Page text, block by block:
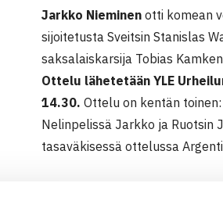
Jarkko Nieminen otti komean
sijoitetusta Sveitsin Stanislas
saksalaiskarsija Tobias
Ottelu lähetetään YLE
14.30. Ottelu on kentän
Nelinpelissä Jarkko ja Ruotsin
tasaväkisessä ottelussa